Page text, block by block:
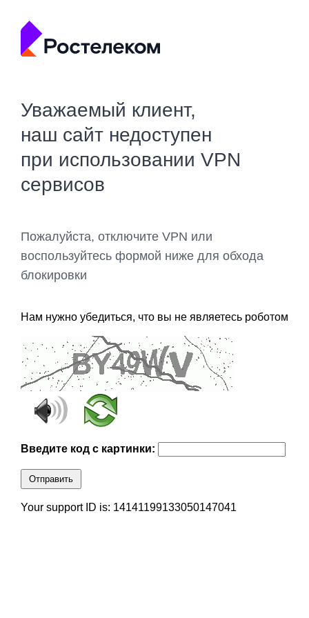
Уважаемый клиент,
наш сайт недоступен
при использовании VPN
сервисов
Пожалуйста, отключите VPN или
воспользуйтесь формой ниже для обхода
блокировки
Нам нужно убедиться, что вы не являетесь роботом
Введите код с картинки:
Отправить
Your support ID is: 14141199133050147041